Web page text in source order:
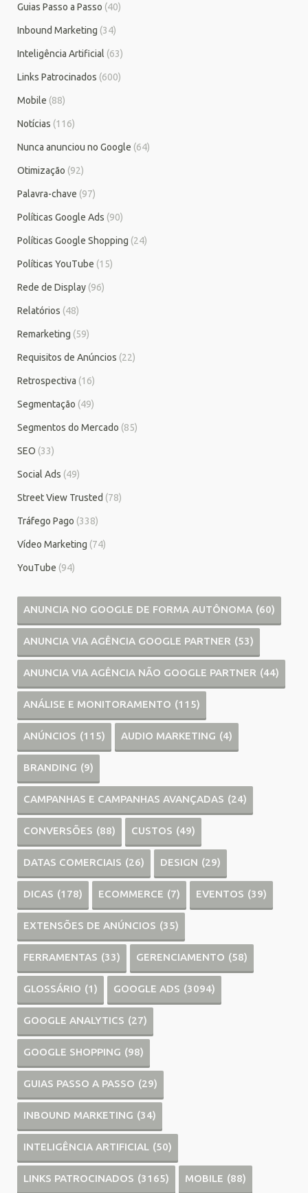
Guias Passo a Passo (40)
Inbound Marketing (34)
Inteligência Artificial (63)
Links Patrocinados (600)
Mobile (88)
Notícias (116)
Nunca anunciou no Google (64)
Otimização (92)
Palavra-chave (97)
Políticas Google Ads (90)
Políticas Google Shopping (24)
Políticas YouTube (15)
Rede de Display (96)
Relatórios (48)
Remarketing (59)
Requisitos de Anúncios (22)
Retrospectiva (16)
Segmentação (49)
Segmentos do Mercado (85)
SEO (33)
Social Ads (49)
Street View Trusted (78)
Tráfego Pago (338)
Vídeo Marketing (74)
YouTube (94)
ANUNCIA NO GOOGLE DE FORMA AUTÔNOMA (60)
ANUNCIA VIA AGÊNCIA GOOGLE PARTNER (53)
ANUNCIA VIA AGÊNCIA NÃO GOOGLE PARTNER (44)
ANÁLISE E MONITORAMENTO (115)
ANÚNCIOS (115) AUDIO MARKETING (4)
BRANDING (9)
CAMPANHAS E CAMPANHAS AVANÇADAS (24)
CONVERSÕES (88) CUSTOS (49)
DATAS COMERCIAIS (26) DESIGN (29)
DICAS (178) ECOMMERCE (7) EVENTOS (39)
EXTENSÕES DE ANÚNCIOS (35)
FERRAMENTAS (33) GERENCIAMENTO (58)
GLOSSÁRIO (1) GOOGLE ADS (3094)
GOOGLE ANALYTICS (27)
GOOGLE SHOPPING (98)
GUIAS PASSO A PASSO (29)
INBOUND MARKETING (34)
INTELIGÊNCIA ARTIFICIAL (50)
LINKS PATROCINADOS (3165) MOBILE (88)